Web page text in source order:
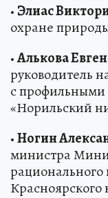
• Элиас
охране
•Алькова
руководитель
с
«Норильский
•Ногин
министра
Красноярского